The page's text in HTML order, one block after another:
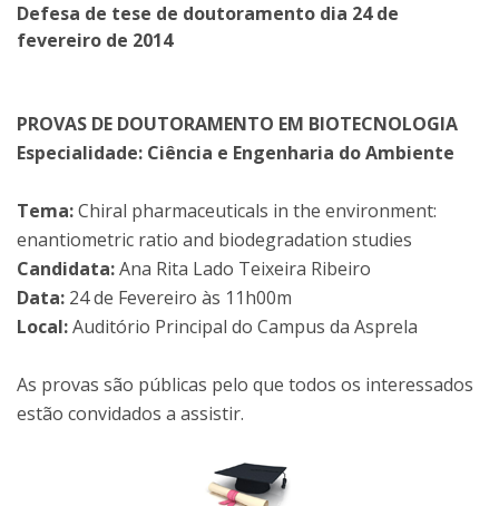
Defesa de tese de doutoramento dia 24 de
fevereiro de 2014
PROVAS DE DOUTORAMENTO EM BIOTECNOLOGIA
Especialidade: Ciência e Engenharia do Ambiente
Tema:Chiral pharmaceuticals in the environment:
enantiometric ratio and biodegradation studies
Candidata:Ana Rita Lado Teixeira Ribeiro
Data: 24 de Fevereiro às 11h00m
Local:Auditório Principal do Campus da Asprela
As provas são públicas pelo que todos os interessados
estão convidados a assistir.